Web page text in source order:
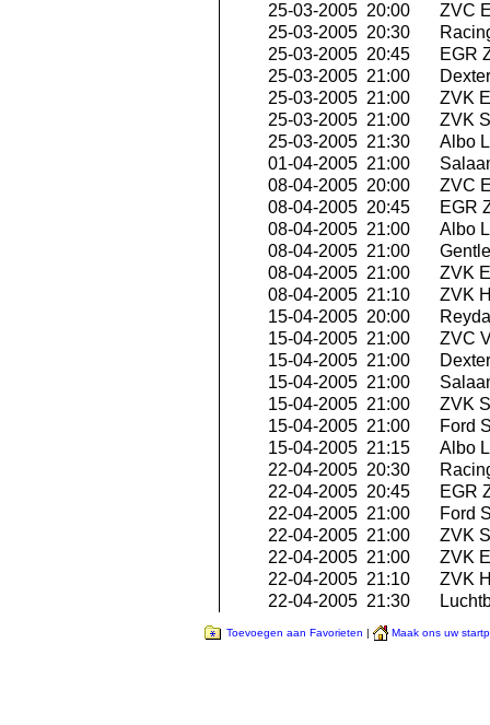
25-03-2005 20:00
ZVC
25-03-2005 20:30
25-03-2005 20:45
EGR
25-03-2005 21:00
25-03-2005 21:00
ZVK
25-03-2005 21:00
ZVK
25-03-2005 21:30
Albo
01-04-2005 21:00
08-04-2005 20:00
ZVC
08-04-2005 20:45
EGR
08-04-2005 21:00
Albo
08-04-2005 21:00
08-04-2005 21:00
ZVK
08-04-2005 21:10
ZVK
15-04-2005 20:00
15-04-2005 21:00
ZVC
15-04-2005 21:00
15-04-2005 21:00
15-04-2005 21:00
ZVK
15-04-2005 21:00
Ford
15-04-2005 21:15
Albo
22-04-2005 20:30
22-04-2005 20:45
EGR
22-04-2005 21:00
Ford
22-04-2005 21:00
ZVK
22-04-2005 21:00
ZVK
22-04-2005 21:10
ZVK
22-04-2005 21:30
Toevoegen aan Favorieten | Maak ons uw